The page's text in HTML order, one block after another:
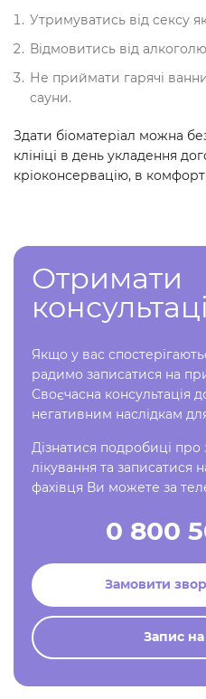
Утримуватись від сексу
Відмовитись від
Не приймати гарячі
сауни.
Здати біоматеріал можна
клініці в день укладення
кріоконсервацію, в
Отримати
Якщо у вас
радимо записатися на
Своєчасна консультація
негативним наслідкам
Дізнатися подробиці
лікування та записатися
фахівця Ви можете за
0 800
Замовити
Запис